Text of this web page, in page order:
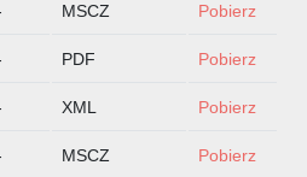
MSCZ Pobierz
PDF Pobierz
XML Pobierz
MSCZ Pobierz